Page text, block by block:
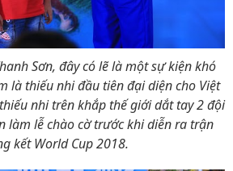
Sơn, đây có lẽ là một sự kiện khó
là thiếu nhi đầu tiên đại diện cho Việt
nhi trên khắp thế giới dắt tay 2 đội
làm lễ chào cờ trước khi diễn ra trận
kết World Cup 2018.